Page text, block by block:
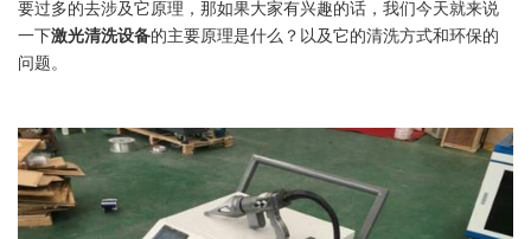
要过多的去涉及它原理，那如果大家有兴趣的话，我们今天就来说
一下激光清洗设备的主要原理是什么？以及它的清洗方式和环保的
问题。